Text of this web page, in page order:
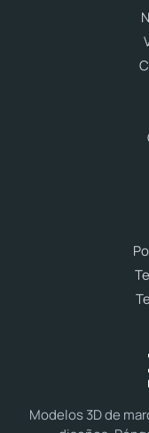
Modelos 3D de